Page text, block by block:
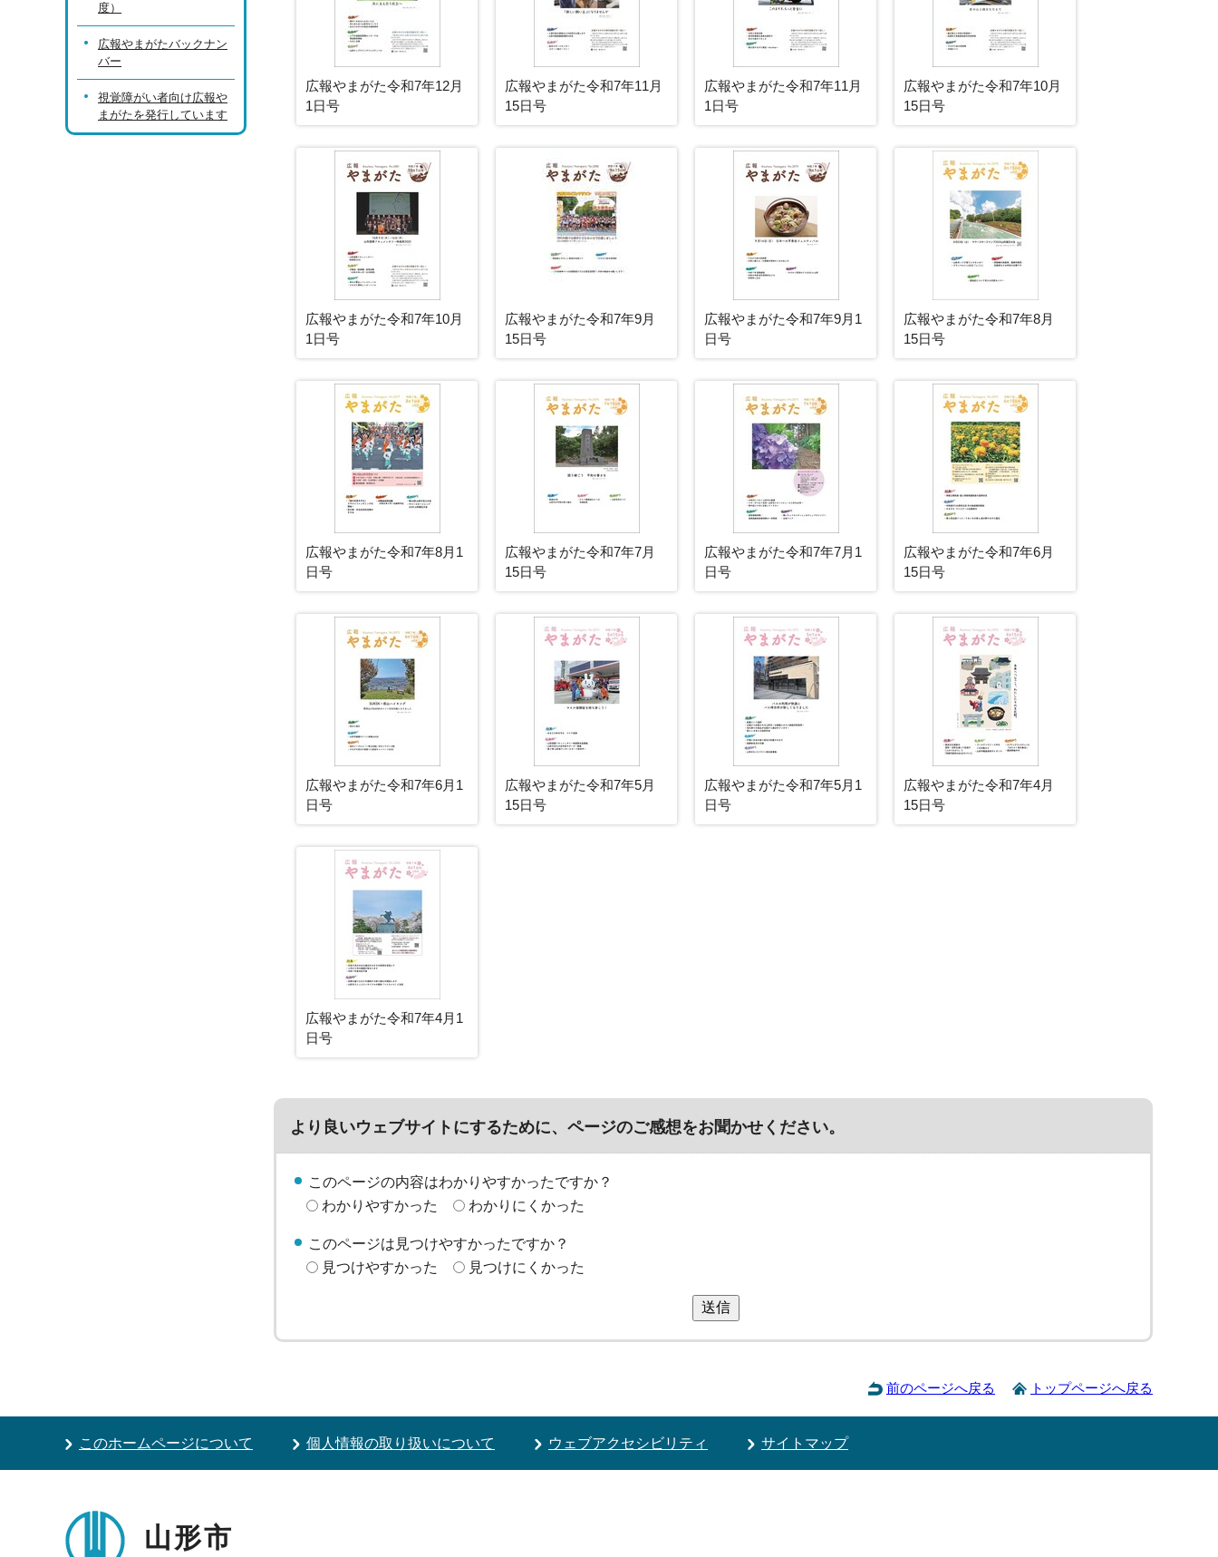
広報やまがた令和7年12月
1日号
広報やまがた令和7年11月
15日号
広報やまがた令和7年11月
1日号
広報やまがた令和7年10月
15日号
広報やまがた令和7年10月
1日号
広報やまがた令和7年9月
15日号
広報やまがた令和7年9月1
日号
広報やまがた令和7年8月
15日号
広報やまがた令和7年8月1
日号
広報やまがた令和7年7月
15日号
広報やまがた令和7年7月1
日号
広報やまがた令和7年6月
15日号
広報やまがた令和7年6月1
日号
広報やまがた令和7年5月
15日号
広報やまがた令和7年5月1
日号
広報やまがた令和7年4月
15日号
広報やまがた令和7年4月1
日号
より良いウェブサイトにするために、ページのご感想をお聞かせください。
このページの内容はわかりやすかったですか？
わかりやすかった
わかりにくかった
このページは見つけやすかったですか？
見つけやすかった
見つけにくかった
送信
度）
広報やまがたバックナン
バー
視覚障がい者向け広報や
まがたを発行しています
前のページへ戻る トップページへ戻る
このホームページについて 個人情報の取り扱いについて ウェブアクセシビリティ サイトマップ
山形市